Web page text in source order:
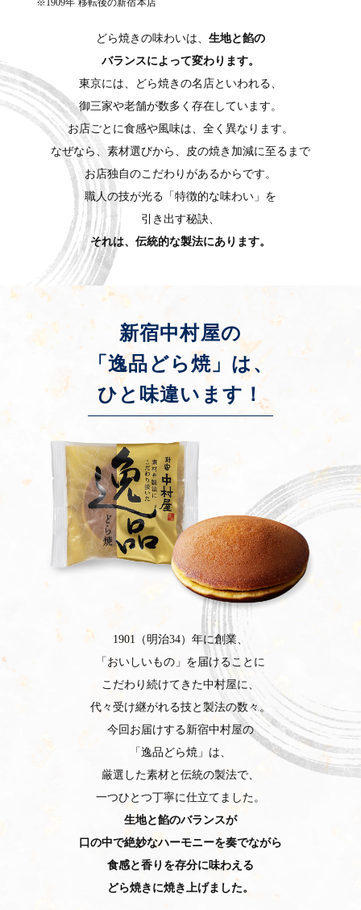
※1909年 移転後の新宿本店
どら焼きの味わいは、 生地と餡の
バランスによって変わります。
東京には、どら焼きの名店といわれる、
御三家や老舗が数多く存在しています。
お店ごとに食感や風味は、全く異なります。
なぜなら、素材選びから、皮の焼き加減に至るまで
お店独自のこだわりがあるからです。
職人の技が光る「特徴的な味わい」を
引き出す秘訣、
それは、伝統的な製法にあります。
新宿中村屋の
「逸品どら焼」は、
ひと味違います！
1901（明治34）年に創業、
「おいしいもの」を届けることに
こだわり続けてきた中村屋に、
代々受け継がれる技と製法の数々。
今回お届けする新宿中村屋の
「逸品どら焼」は、
厳選した素材と伝統の製法で、
一つひとつ丁寧に仕立てました。
生地と餡のバランスが
口の中で絶妙なハーモニーを奏でながら
食感と香りを存分に味わえる
どら焼きに焼き上げました。